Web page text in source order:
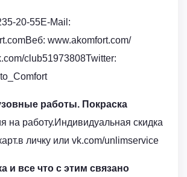
20-55E-Mail:
www.akomfort.com/
club51973808Twitter:
работы. Покраска
на работу.Индивидуальная скидка
личку или vk.com/unlimservice
и все что с этим связано